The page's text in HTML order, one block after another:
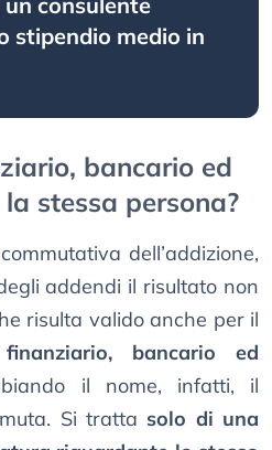
stipendio medio in
bancario ed
stessa persona?
dell’addizione,
addendi il risultato non
risulta valido anche per il
bancario ed
il nome, infatti, il
Si tratta solo di una